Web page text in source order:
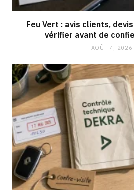
Feu Vert : avis clients,
vérifier avant de
AOÛT 4, 2026